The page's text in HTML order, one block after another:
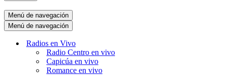
Menú de navegación
Menú de navegación
Radios en Vivo
Radio Centro en vivo
Capicúa en vivo
Romance en vivo